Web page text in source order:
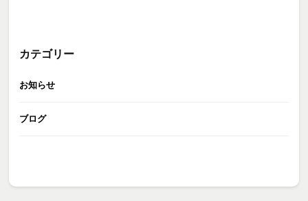
カテゴリー
お知らせ
ブログ